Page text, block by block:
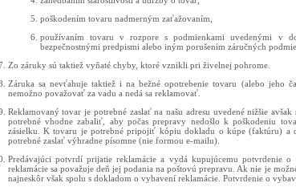
poškodením tovaru nadmerným zaťažovaním,
používaním tovaru v rozpore s podmienkami uvedenými v
bezpečnostnými predpismi alebo iným porušením záručných
Zo záruky sú taktiež vyňaté chyby, ktoré vznikli pri živelnej pohrome.
Záruka sa nevťahuje taktiež i na bežné opotrebenie tovaru (alebo jeho
nemožno považovať za vadu a nedá sa reklamovať.
Reklamovaný tovar je potrebné zaslať na našu adresu uvedené nižšie
potrebné vhodne zabaliť, aby počas prepravy nedošlo k poškodeniu
zásielku. K tovaru je potrebné pripojiť kópiu dokladu o kúpe (faktúru)
potrebné zaslať výhradne písomne (nie formou e-mailu).
Predávajúci potvrdí prijatie reklamácie a vydá kupujúcemu potvrdenie
reklamácie sa považuje deň jej podania na poštovú prepravu. Ak nie je
najneskôr však spolu s dokladom o vybavení reklamácie. Potvrdenie o